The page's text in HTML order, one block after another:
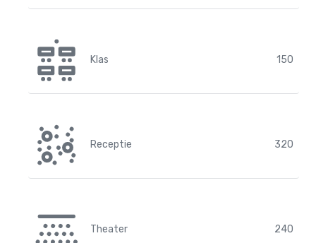
Klas 150
Receptie 320
Theater 240